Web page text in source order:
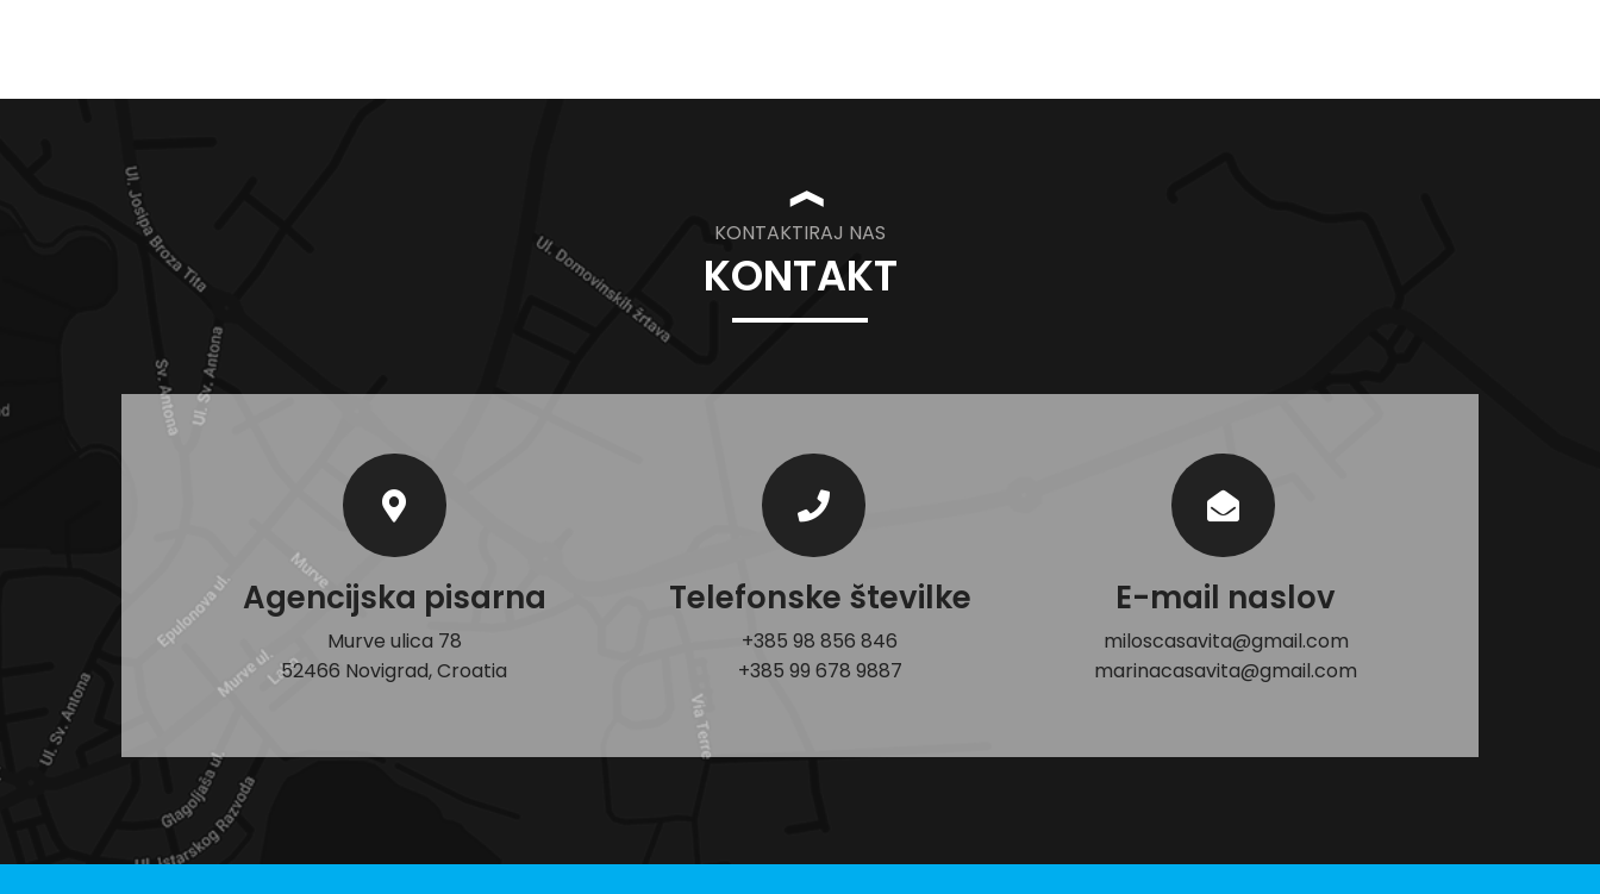
❱
KONTAKTIRAJ NAS
KONTAKT
Agencijska pisarna
Murve ulica 78
52466 Novigrad, Croatia
Telefonske številke
+385 98 856 846
+385 99 678 9887
E-mail naslov
miloscasavita@gmail.com
marinacasavita@gmail.com